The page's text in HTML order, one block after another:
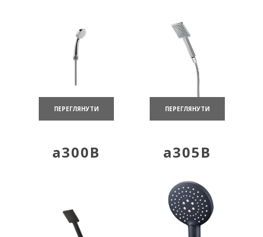
ПЕРЕГЛЯНУТИ ПЕРЕГЛЯНУТИ
a300B a305B